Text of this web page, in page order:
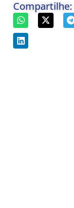
Compartilhe: